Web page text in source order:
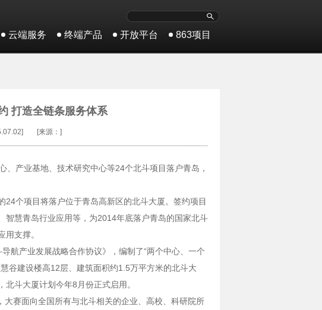
云端服务 终端产品 开放平台 863项目
打造全链条服务体系
[来源：]
产业基地、技术研究中心等24个北斗项目落户青岛，
个项目将落户位于青岛高新区的北斗大厦。签约项目
慧青岛行业应用等，为2014年底落户青岛的国家北斗
支撑。
航产业发展战略合作协议》，编制了“两个中心、一个
谷建设楼高12层、建筑面积约1.5万平方米的北斗大
斗大厦计划今年8月份正式启用。
赛面向全国所有与北斗相关的企业、高校、科研院所